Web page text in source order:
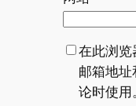
在此浏览
邮箱地
论时使用